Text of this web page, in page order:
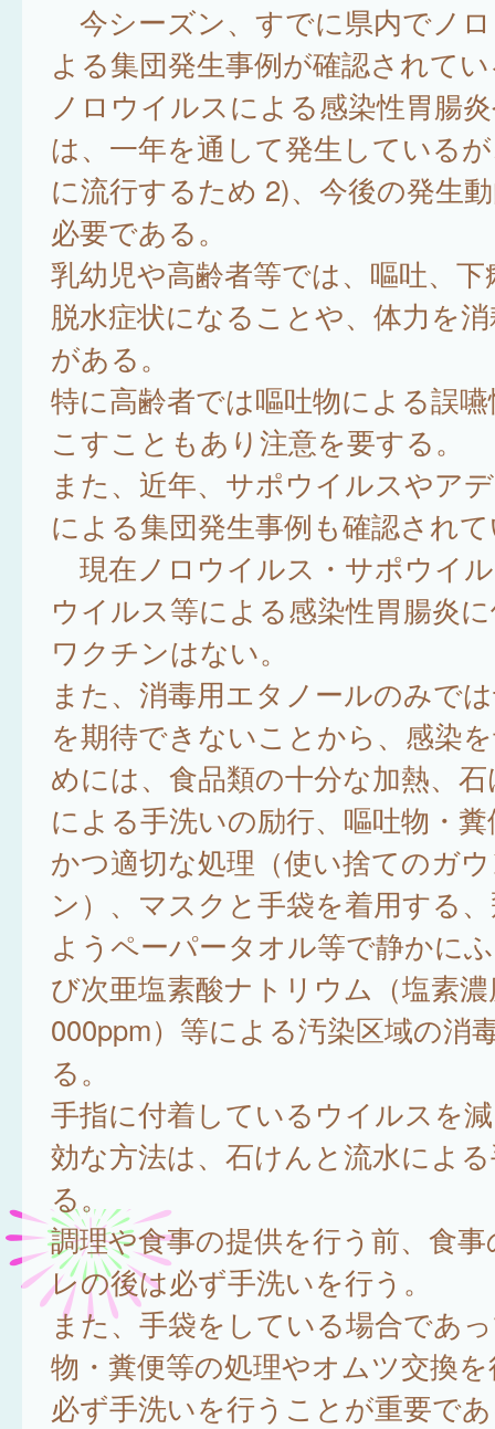
今シーズン、すでに県内でノ
よる集団発生事例が確認されて
ノロウイルスによる感染性胃腸
は、一年を通して発生している
に流行するため 2)、今後の発生
必要である。
乳幼児や高齢者等では、嘔吐、
脱水症状になることや、体力を
がある。
特に高齢者では嘔吐物による誤
こすこともあり注意を要する。
また、近年、サポウイルスやア
による集団発生事例も確認され
現在ノロウイルス・サポウイ
ウイルス等による感染性胃腸炎
ワクチンはない。
また、消毒用エタノールのみで
を期待できないことから、感染
めには、食品類の十分な加熱、
による手洗いの励行、嘔吐物・
かつ適切な処理（使い捨てのガ
ン）、マスクと手袋を着用する
ようペーパータオル等で静かに
び次亜塩素酸ナトリウム（塩素
000ppm）等による汚染区域の消
る。
手指に付着しているウイルスを
効な方法は、石けんと流水によ
る。
調理や食事の提供を行う前、食
レの後は必ず手洗いを行う。
また、手袋をしている場合であ
物・糞便等の処理やオムツ交換
必ず手洗いを行うことが重要で